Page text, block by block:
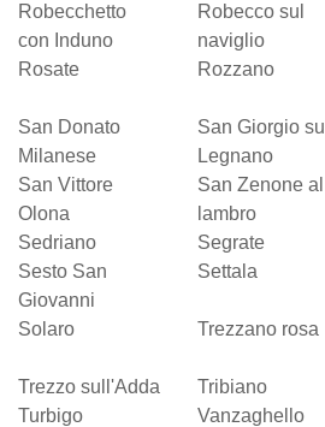
Robecchetto
con Induno
Robecco sul
naviglio
Rosate Rozzano
San Donato
Milanese
San Giorgio su
Legnano
San Vittore
Olona
San Zenone al
lambro
Sedriano
Segrate
Sesto San
Giovanni
Settala
Solaro
Trezzano rosa
Trezzo sull'Adda
Tribiano
Turbigo
Vanzaghello